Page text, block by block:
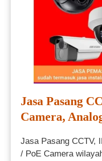
Jasa Pasang
Camera,
Jasa Pasang CCTV,
/ PoE Camera